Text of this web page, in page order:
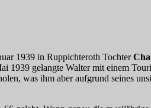
1939 in Ruppichteroth Tochter
1939 gelangte Walter mit einem
was ihm aber aufgrund seines